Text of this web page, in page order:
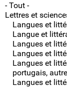
- Tout -
Lettres et
Langues et
Langue et
Langues et
Langues et
Langues et
portugais,
Langues et